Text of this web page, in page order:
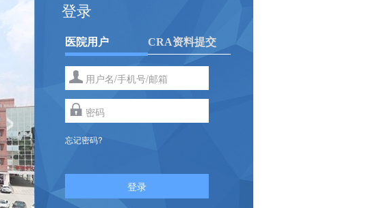
›
登录
医院用户 CRA资料提交
忘记密码?
登录